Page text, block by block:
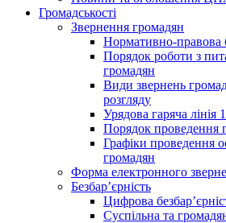
Громадськості
Звернення громадян
Нормативно-правова
Порядок роботи з
громадян
Види звернень
розгляду
Урядова гаряча лінія
Порядок проведення
Графіки проведення
громадян
Форма електронного
Безбар’єрність
Цифрова
Суспільна та